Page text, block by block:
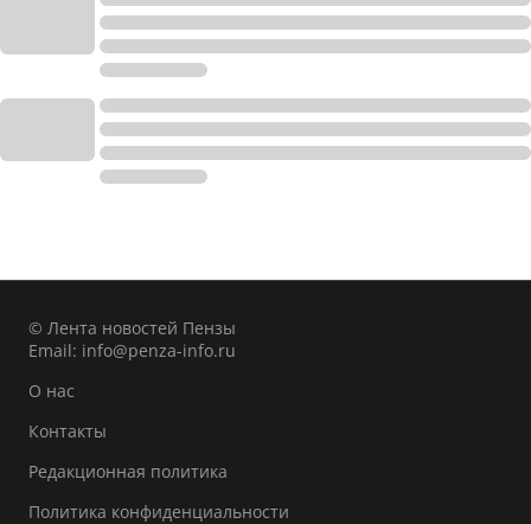
© Лента новостей Пензы
Email: info@penza-info.ru
О нас
Контакты
Редакционная политика
Политика конфиденциальности